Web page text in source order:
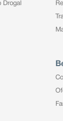
Drogal